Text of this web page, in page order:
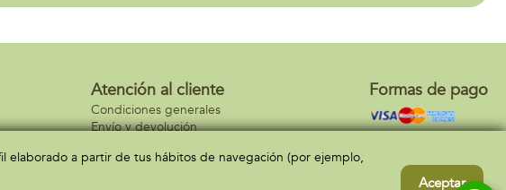
Atención al cliente
Condiciones generales
Envío y devolución
Formas de pago
elaborado a partir de tus hábitos de navegación (por ejemplo,
Aceptar